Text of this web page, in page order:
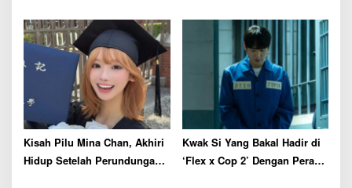
Kisah Pilu Mina Chan, Akhiri
Hidup Setelah Perundungan
Kwak Si Yang Bakal Hadir di
‘Flex x Cop 2’ Dengan Peran